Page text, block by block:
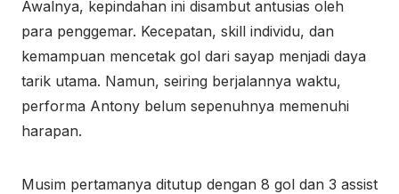
Awalnya, kepindahan ini disambut antusias oleh
para penggemar. Kecepatan, skill individu, dan
kemampuan mencetak gol dari sayap menjadi daya
tarik utama. Namun, seiring berjalannya waktu,
performa Antony belum sepenuhnya memenuhi
harapan.
Musim pertamanya ditutup dengan 8 gol dan 3 assist